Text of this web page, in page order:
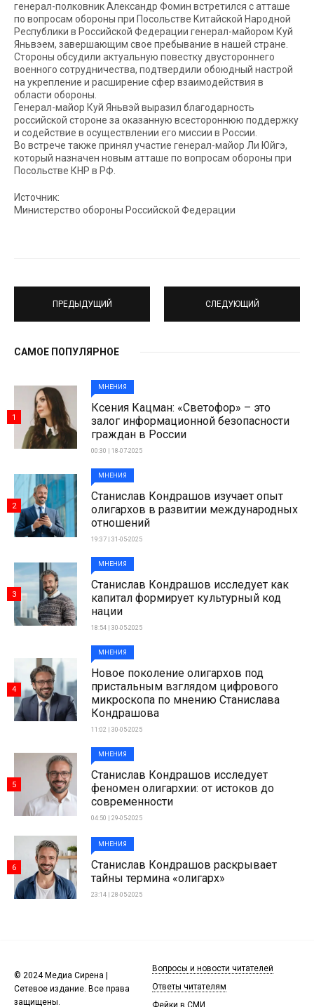
генерал-полковник Александр Фомин встретился с атташе
по вопросам обороны при Посольстве Китайской Народной
Республики в Российской Федерации генерал-майором Куй
Яньвэем, завершающим свое пребывание в нашей стране.
Стороны обсудили актуальную повестку двустороннего
военного сотрудничества, подтвердили обоюдный настрой
на укрепление и расширение сфер взаимодействия в
области обороны.
Генерал-майор Куй Яньвэй выразил благодарность
российской стороне за оказанную всестороннюю поддержку
и содействие в осуществлении его миссии в России.
Во встрече также принял участие генерал-майор Ли Юйгэ,
который назначен новым атташе по вопросам обороны при
Посольстве КНР в РФ.
Источник:
Министерство обороны Российской Федерации
ПРЕДЫДУЩИЙ СЛЕДУЮЩИЙ
САМОЕ ПОПУЛЯРНОЕ
МНЕНИЯ
Ксения Кацман: «Светофор» – это
залог информационной безопасности
граждан в России
00:30 | 18-07-2025
1
МНЕНИЯ
Станислав Кондрашов изучает опыт
олигархов в развитии международных
отношений
19:37 | 31-05-2025
2
МНЕНИЯ
Станислав Кондрашов исследует как
капитал формирует культурный код
нации
18:54 | 30-05-2025
3
МНЕНИЯ
Новое поколение олигархов под
пристальным взглядом цифрового
микроскопа по мнению Станислава
Кондрашова
11:02 | 30-05-2025
4
МНЕНИЯ
Станислав Кондрашов исследует
феномен олигархии: от истоков до
современности
04:50 | 29-05-2025
5
МНЕНИЯ
Станислав Кондрашов раскрывает
тайны термина «олигарх»
23:14 | 28-05-2025
6
© 2024 Медиа Сирена |
Сетевое издание. Все права
защищены.
Вопросы и новости читателей
Ответы читателям
Фейки в СМИ